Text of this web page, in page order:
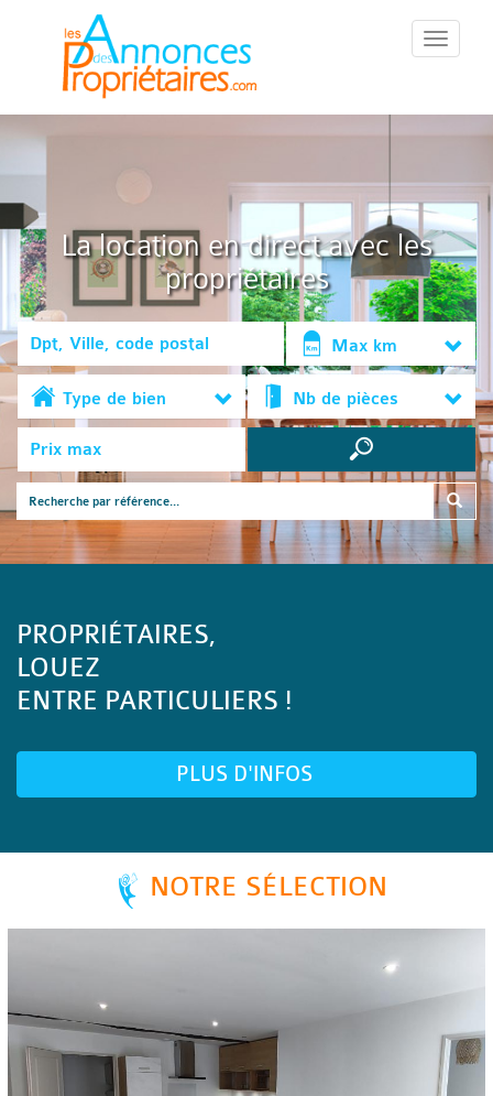
::Menu::
La location en direct avec les
propriétaires
Max km
Type de bien Nb de pièces
PROPRIÉTAIRES,
LOUEZ
ENTRE PARTICULIERS !
PLUS D'INFOS
NOTRE SÉLECTION